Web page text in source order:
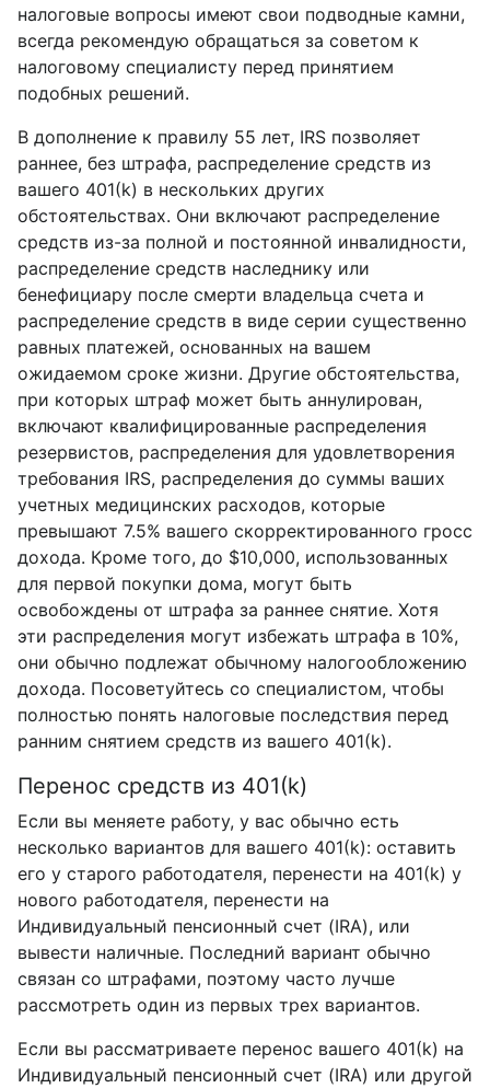
налоговые вопросы имеют свои подводные камни,
всегда рекомендую обращаться за советом к
налоговому специалисту перед принятием
подобных решений.
В дополнение к правилу 55 лет, IRS позволяет
раннее, без штрафа, распределение средств из
вашего 401(k) в нескольких других
обстоятельствах. Они включают распределение
средств из-за полной и постоянной инвалидности,
распределение средств наследнику или
бенефициару после смерти владельца счета и
распределение средств в виде серии существенно
равных платежей, основанных на вашем
ожидаемом сроке жизни. Другие обстоятельства,
при которых штраф может быть аннулирован,
включают квалифицированные распределения
резервистов, распределения для удовлетворения
требования IRS, распределения до суммы ваших
учетных медицинских расходов, которые
превышают 7.5% вашего скорректированного гросс
дохода. Кроме того, до $10,000, использованных
для первой покупки дома, могут быть
освобождены от штрафа за раннее снятие. Хотя
эти распределения могут избежать штрафа в 10%,
они обычно подлежат обычному налогообложению
дохода. Посоветуйтесь со специалистом, чтобы
полностью понять налоговые последствия перед
ранним снятием средств из вашего 401(k).
Перенос средств из 401(k)
Если вы меняете работу, у вас обычно есть
несколько вариантов для вашего 401(k): оставить
его у старого работодателя, перенести на 401(k) у
нового работодателя, перенести на
Индивидуальный пенсионный счет (IRA), или
вывести наличные. Последний вариант обычно
связан со штрафами, поэтому часто лучше
рассмотреть один из первых трех вариантов.
Если вы рассматриваете перенос вашего 401(k) на
Индивидуальный пенсионный счет (IRA) или другой